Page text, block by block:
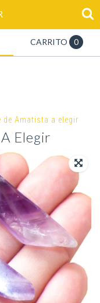
CARRITO 0
de Amatista a elegir
Elegir